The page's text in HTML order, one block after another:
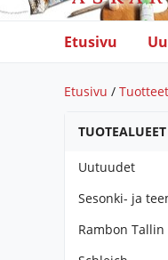
Etusivu
Etusivu / Tuotteet
TUOTEALUEET
Uutuudet
Sesonki- ja
Rambon